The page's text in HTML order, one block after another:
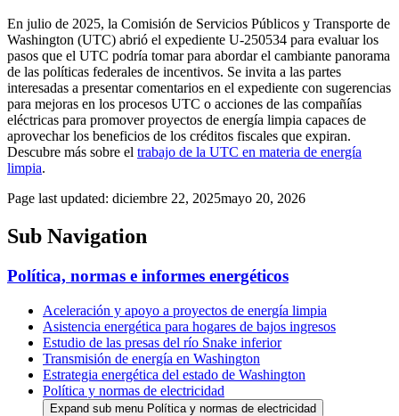
En julio de 2025, la Comisión de Servicios Públicos y Transporte de
Washington (UTC) abrió el expediente U-250534 para evaluar los
pasos que el UTC podría tomar para abordar el cambiante panorama
de las políticas federales de incentivos. Se invita a las partes
interesadas a presentar comentarios en el expediente con sugerencias
para mejoras en los procesos UTC o acciones de las compañías
eléctricas para promover proyectos de energía limpia capaces de
aprovechar los beneficios de los créditos fiscales que expiran.
Descubre más sobre el trabajo de la UTC en materia de energía
limpia.
Page last updated: diciembre 22, 2025mayo 20, 2026
Sub Navigation
Política, normas e informes energéticos
Aceleración y apoyo a proyectos de energía limpia
Asistencia energética para hogares de bajos ingresos
Estudio de las presas del río Snake inferior
Transmisión de energía en Washington
Estrategia energética del estado de Washington
Política y normas de electricidad
Expand sub menu Política y normas de electricidad